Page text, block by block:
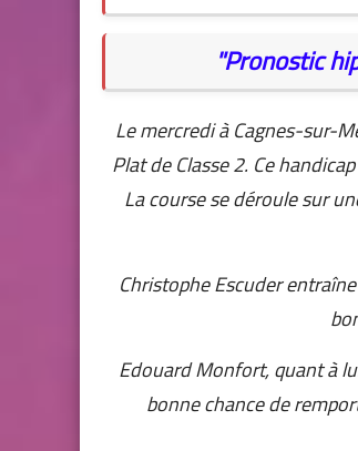
"Pronostic
Le mercredi à Cagnes-sur-
Plat de Classe 2. Ce
La course se déroule sur
Christophe Escuder
Edouard Monfort, quant à
bonne chance de